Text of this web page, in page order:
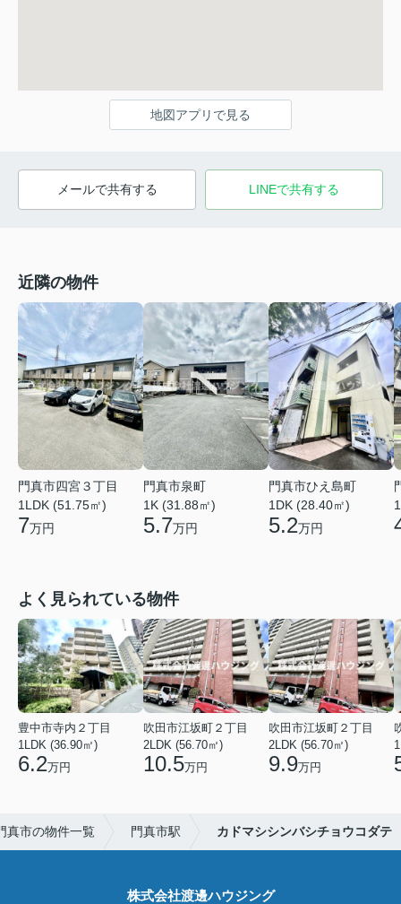
地図アプリで見る
メールで共有する LINEで共有する
近隣の物件
門真市四宮３丁目
1LDK (51.75㎡)
7万円
門真市泉町
1K (31.88㎡)
5.7万円
門真市ひえ島町
1DK (28.40㎡)
5.2万円
よく見られている物件
豊中市寺内２丁目
1LDK (36.90㎡)
6.2万円
吹田市江坂町２丁目
2LDK (56.70㎡)
10.5万円
吹田市江坂町２丁目
2LDK (56.70㎡)
9.9万円
真市の物件一覧 門真市駅 カドマシシンバシチョウコダテ
株式会社渡邊ハウジング